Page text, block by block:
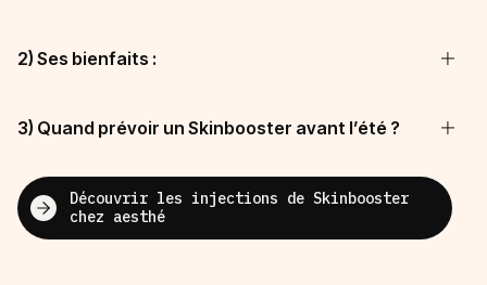
2) Ses bienfaits :
3) Quand prévoir un Skinbooster avant l’été ?
Découvrir les injections de Skinbooster
chez aesthé